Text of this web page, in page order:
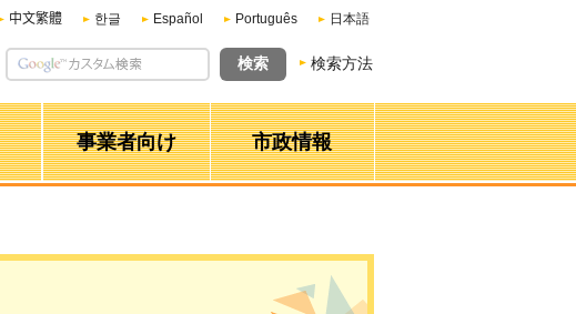
中文繁體 한글 Español Português 日本語
検索方法
事業者向け 市政情報